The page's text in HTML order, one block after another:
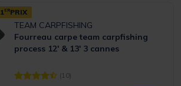
1ERPRIX
TEAM CARPFISHING
Fourreau carpe team carpfishing
process 12' & 13' 3 cannes
[object Object] out of 5 Customer Rating
(10)